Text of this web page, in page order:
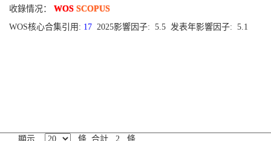
收錄情况： WOS SCOPUS
WOS核心合集引用: 17 2025影響因子: 5.5 发表年影響因子: 5.1
顯示 條 合計 2 條